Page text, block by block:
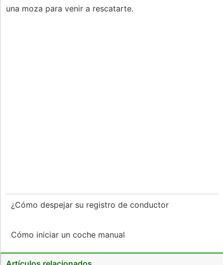
una moza para venir a rescatarte.
¿Cómo despejar su registro de conductor
Cómo iniciar un coche manual